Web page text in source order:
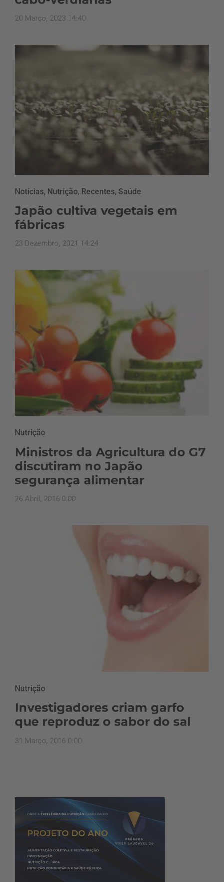
20 Março, 2023 14:40
Notícias, Nutrição, Recentes, Saúde
Japão cultiva vegetais em
fábricas
23 Dezembro, 2021 14:24
Nutrição
Ministros da Agricultura do G7
discutiram no Japão
segurança alimentar
26 Abril, 2016 0:00
Nutrição
Investigadores criam garfo
que reproduz o sabor do sal
31 Março, 2016 0:00